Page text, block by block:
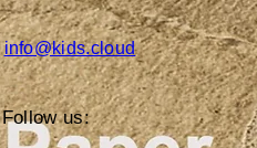
info@kids.cloud
Follow us: